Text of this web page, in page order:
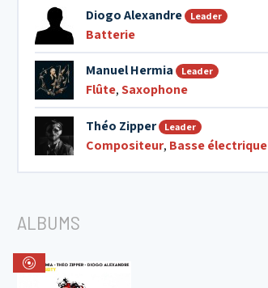
Diogo Alexandre Leader
Batterie
Manuel Hermia Leader
Flûte,Saxophone
Théo Zipper Leader
Compositeur, Basse électrique
ALBUMS